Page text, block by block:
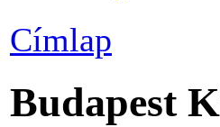
Címlap
Budapest